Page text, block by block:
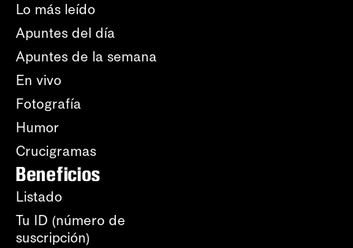
Lo más leído
Apuntes del día
Apuntes de la semana
En vivo
Fotografía
Humor
Crucigramas
Beneficios
Listado
Tu ID (número de
suscripción)